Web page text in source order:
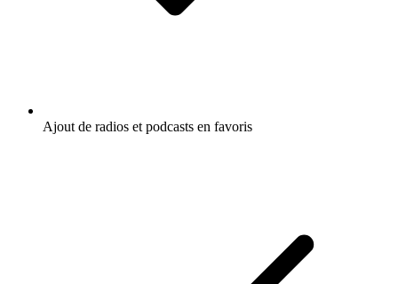
Ajout de radios et podcasts en favoris